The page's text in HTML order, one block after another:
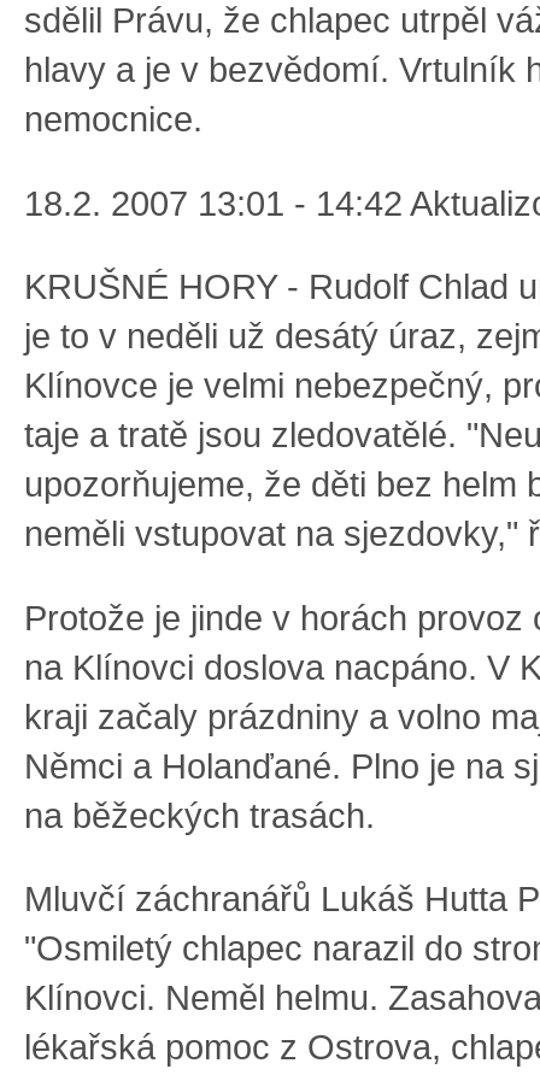
sdělil Právu, že chlapec utrpěl
hlavy a je v bezvědomí. Vrtulník
nemocnice.
18.2. 2007 13:01 - 14:42
KRUŠNÉ HORY - Rudolf Chlad
je to v neděli už desátý úraz,
Klínovce je velmi nebezpečný,
taje a tratě jsou zledovatělé.
upozorňujeme, že děti bez helm
neměli vstupovat na sjezdovky,"
Protože je jinde v horách provoz
na Klínovci doslova nacpáno. V
kraji začaly prázdniny a volno
Němci a Holanďané. Plno je na
na běžeckých trasách.
Mluvčí záchranářů Lukáš Hutta
"Osmiletý chlapec narazil do
Klínovci. Neměl helmu.
lékařská pomoc z Ostrova,